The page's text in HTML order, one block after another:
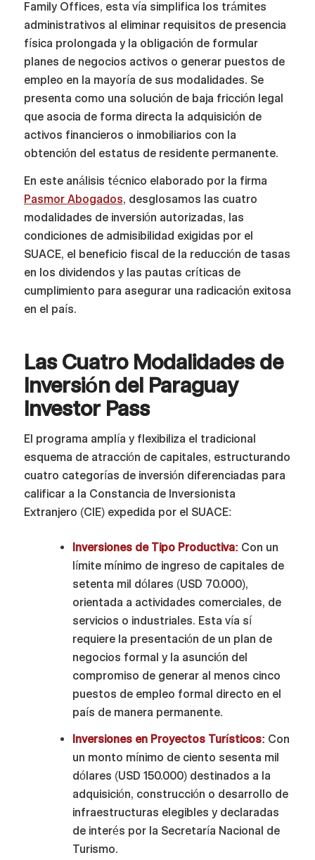
Family Offices, esta vía simplifica los trámites
administrativos al eliminar requisitos de presencia
física prolongada y la obligación de formular
planes de negocios activos o generar puestos de
empleo en la mayoría de sus modalidades. Se
presenta como una solución de baja fricción legal
que asocia de forma directa la adquisición de
activos financieros o inmobiliarios con la
obtención del estatus de residente permanente.
En este análisis técnico elaborado por la firma
Pasmor Abogados, desglosamos las cuatro
modalidades de inversión autorizadas, las
condiciones de admisibilidad exigidas por el
SUACE, el beneficio fiscal de la reducción de tasas
en los dividendos y las pautas críticas de
cumplimiento para asegurar una radicación exitosa
en el país.
Las Cuatro Modalidades de
Inversión del Paraguay
Investor Pass
El programa amplía y flexibiliza el tradicional
esquema de atracción de capitales, estructurando
cuatro categorías de inversión diferenciadas para
calificar a la Constancia de Inversionista
Extranjero (CIE) expedida por el SUACE:
Inversiones de Tipo Productiva: Con un
límite mínimo de ingreso de capitales de
setenta mil dólares (USD 70.000),
orientada a actividades comerciales, de
servicios o industriales. Esta vía sí
requiere la presentación de un plan de
negocios formal y la asunción del
compromiso de generar al menos cinco
puestos de empleo formal directo en el
país de manera permanente.
Inversiones en Proyectos Turísticos: Con
un monto mínimo de ciento sesenta mil
dólares (USD 150.000) destinados a la
adquisición, construcción o desarrollo de
infraestructuras elegibles y declaradas
de interés por la Secretaría Nacional de
Turismo.